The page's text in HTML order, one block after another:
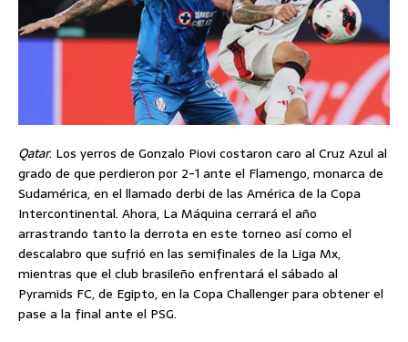
Qatar. Los yerros de Gonzalo Piovi costaron caro al Cruz Azul al
grado de que perdieron por 2-1 ante el Flamengo, monarca de
Sudamérica, en el llamado derbi de las América de la Copa
Intercontinental. Ahora, La Máquina cerrará el año
arrastrando tanto la derrota en este torneo así como el
descalabro que sufrió en las semifinales de la Liga Mx,
mientras que el club brasileño enfrentará el sábado al
Pyramids FC, de Egipto, en la Copa Challenger para obtener el
pase a la final ante el PSG.